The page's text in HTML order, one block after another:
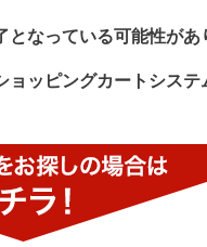
なっている可能性があ
ョッピングカートシス